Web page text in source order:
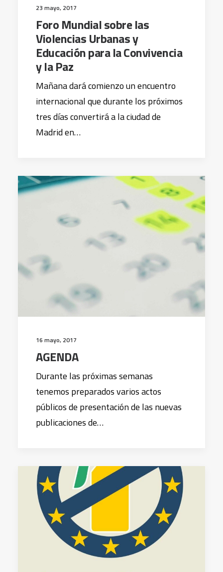
23 mayo, 2017
Foro Mundial sobre las
Violencias Urbanas y
Educación para la Convivencia
y la Paz
Mañana dará comienzo un encuentro
internacional que durante los próximos
tres días convertirá a la ciudad de
Madrid en…
16 mayo, 2017
AGENDA
Durante las próximas semanas
tenemos preparados varios actos
públicos de presentación de las nuevas
publicaciones de…